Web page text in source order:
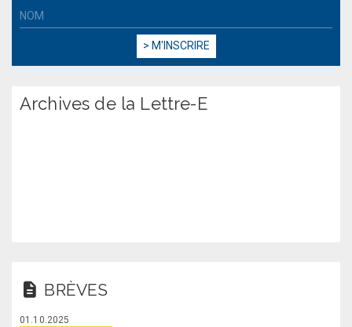
Archives de la Lettre-E
BRÈVES
01.10.2025